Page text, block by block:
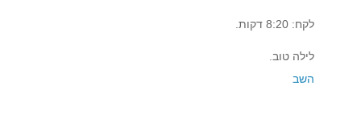
לקח: 8:20 דקות.
לילה טוב.
השב